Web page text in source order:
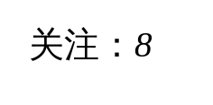
关注： 8